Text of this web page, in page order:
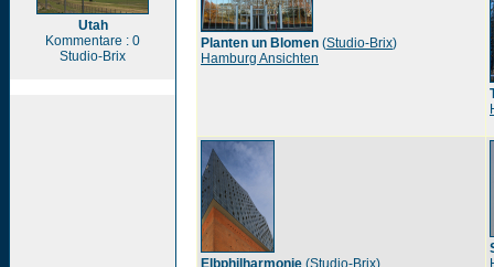
Utah
Kommentare : 0
Studio-Brix
Planten un Blomen (Studio-Brix)
Hamburg Ansichten
Elbphilharmonie (Studio-Brix)